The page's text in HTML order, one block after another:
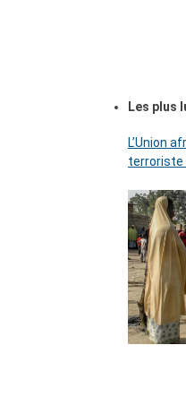
Les plus
L’Union
terroriste